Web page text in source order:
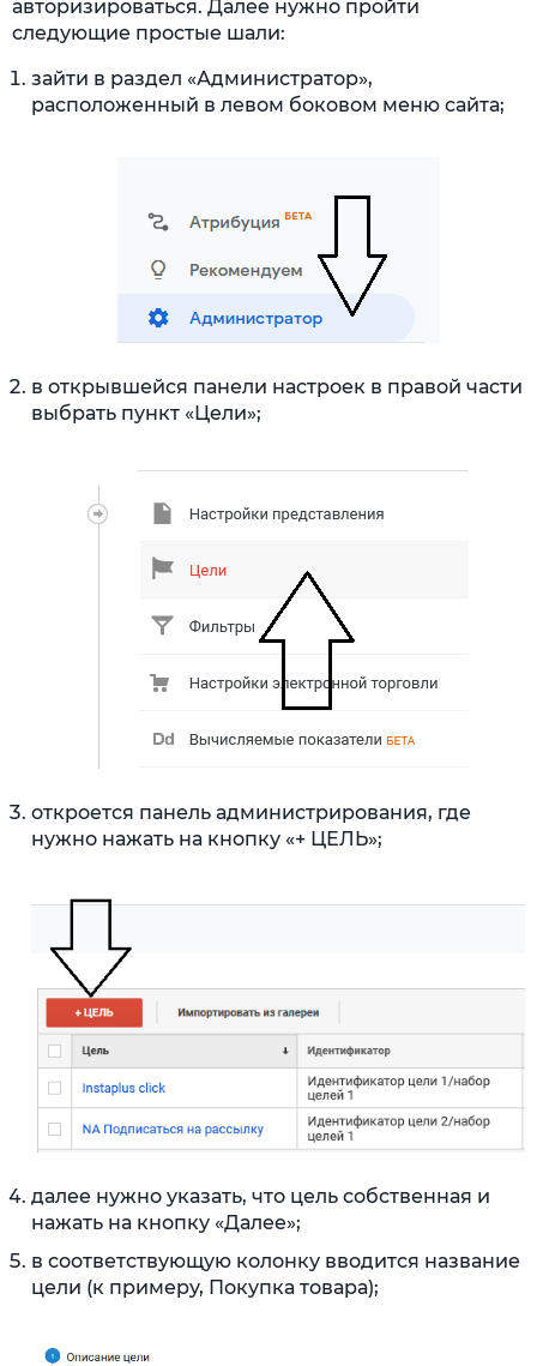
авторизироваться. Далее нужно пройти
следующие простые шали:
зайти в раздел «Администратор»,
расположенный в левом боковом меню сайта;
в открывшейся панели настроек в правой части
выбрать пункт «Цели»;
откроется панель администрирования, где
нужно нажать на кнопку «+ ЦЕЛЬ»;
далее нужно указать, что цель собственная и
нажать на кнопку «Далее»;
в соответствующую колонку вводится название
цели (к примеру, Покупка товара);